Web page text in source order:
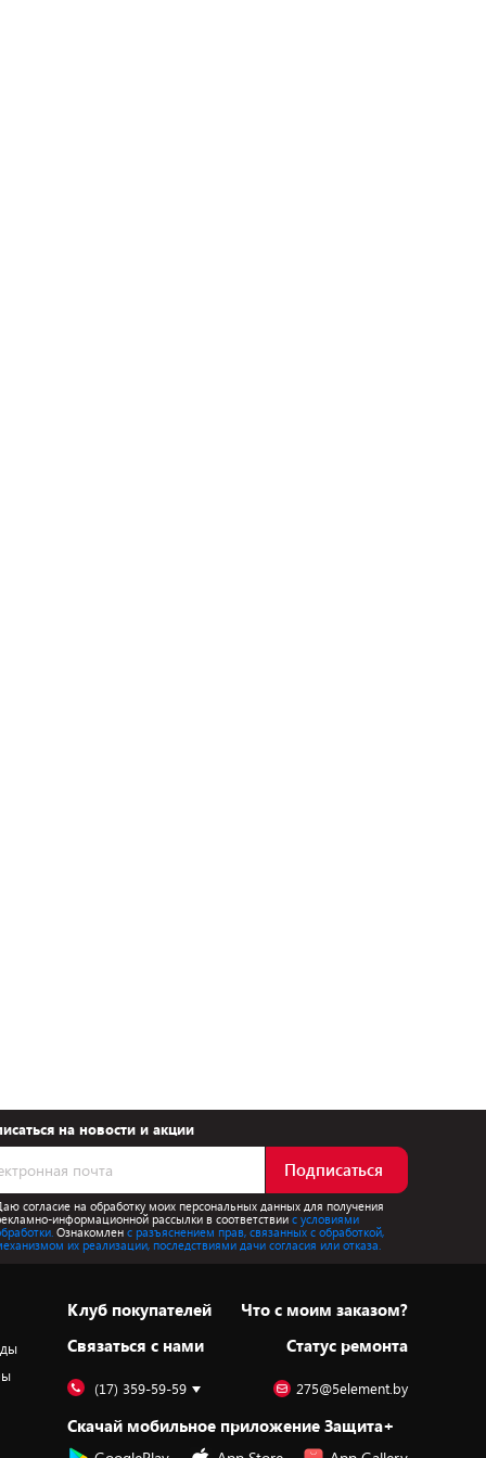
на новости и акции
Подписаться
согласие на обработку моих персональных данных для получения
информационной рассылки в соответствиис условиями
Ознакомлен с разъяснением прав, связанных с обработкой,
их реализации, последствиями дачи согласия или отказа.
Клуб покупателей
Cвязаться с нами
Что с моим заказом?
Статус ремонта
(17) 359-59-59 275@5element.by
Скачай мобильное приложение Защита+